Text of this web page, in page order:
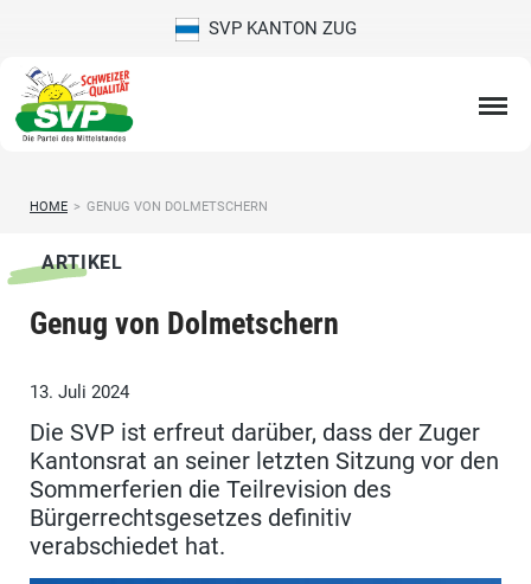
SVP KANTON ZUG
HOME > GENUG VON DOLMETSCHERN
ARTIKEL
Genug von Dolmetschern
13. Juli 2024
Die SVP ist erfreut darüber, dass der Zuger
Kantonsrat an seiner letzten Sitzung vor den
Sommerferien die Teilrevision des
Bürgerrechtsgesetzes definitiv
verabschiedet hat.